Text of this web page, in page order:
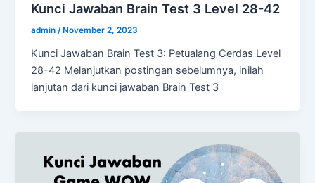
Kunci Jawaban Brain Test 3 Level 28-42
admin/ November 2, 2023
Kunci Jawaban Brain Test 3: Petualang Cerdas Level
28-42 Melanjutkan postingan sebelumnya, inilah
lanjutan dari kunci jawaban Brain Test 3